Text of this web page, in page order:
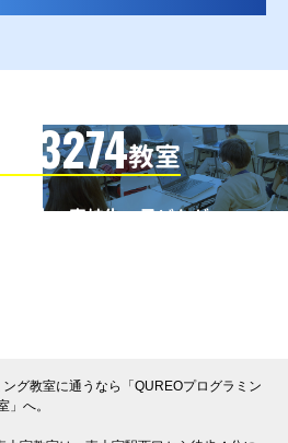
3274教室
学生・高校生・子どもが
グ教室に通うなら「QUREOプログラミン
」へ。